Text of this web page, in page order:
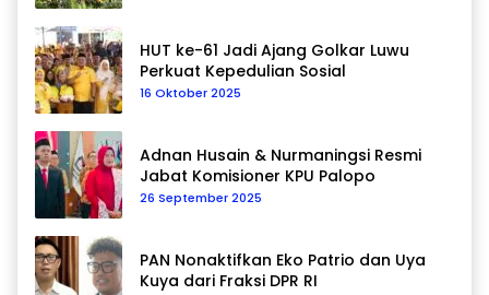
HUT ke-61 Jadi Ajang Golkar Luwu
Perkuat Kepedulian Sosial
16 Oktober 2025
Adnan Husain & Nurmaningsi Resmi
Jabat Komisioner KPU Palopo
26 September 2025
PAN Nonaktifkan Eko Patrio dan Uya
Kuya dari Fraksi DPR RI